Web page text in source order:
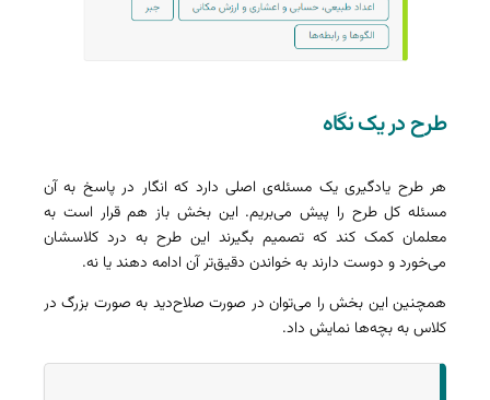
طرح در یک نگاه
هر طرح یادگیری یک مسئله‌ی اصلی دارد که انگار در پاسخ به آن
مسئله کل طرح را پیش می‌بریم. این بخش باز هم قرار است به
معلمان کمک کند که تصمیم بگیرند این طرح به درد کلاسشان
می‌خورد و دوست دارند به خواندن دقیق‌تر آن ادامه دهند یا نه.
همچنین این بخش را می‌توان در صورت صلاح‌دید به صورت بزرگ در
کلاس به بچه‌ها نمایش داد.